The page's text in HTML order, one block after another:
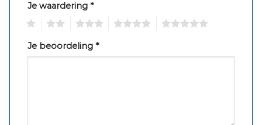
Je waardering *
Je beoordeling *